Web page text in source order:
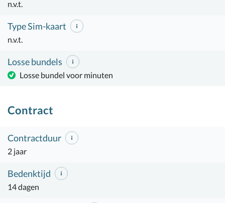
n.v.t.
Type Sim-kaart
n.v.t.
Losse bundels
Losse bundel voor minuten
Contract
Contractduur
2 jaar
Bedenktijd
14 dagen